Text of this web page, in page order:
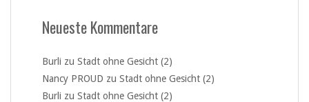
Neueste Kommentare
Burli zu Stadt ohne Gesicht (2)
Nancy PROUD zu Stadt ohne Gesicht (2)
Burli zu Stadt ohne Gesicht (2)